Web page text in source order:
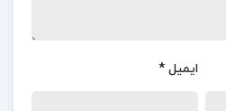
غمگین می شود و اگر به او
ایمیل *